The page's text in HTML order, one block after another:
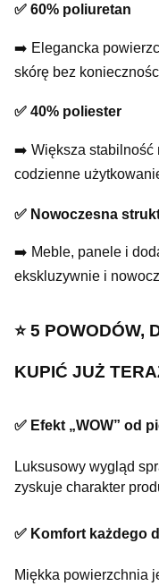
✅ 60% poliuretan
➡️ Elegancka
skórę bez
✅ 40% poliester
➡️ Większa stabilność
codzienne
✅ Nowoczesna
➡️ Meble, panele i
ekskluzywnie i
⭐️ 5 POWODÓW,
KUPIĆ JUŻ
✅ Efekt „WOW” od
Luksusowy wygląd
zyskuje charakter
✅ Komfort każdego
Miękka powierzchnia